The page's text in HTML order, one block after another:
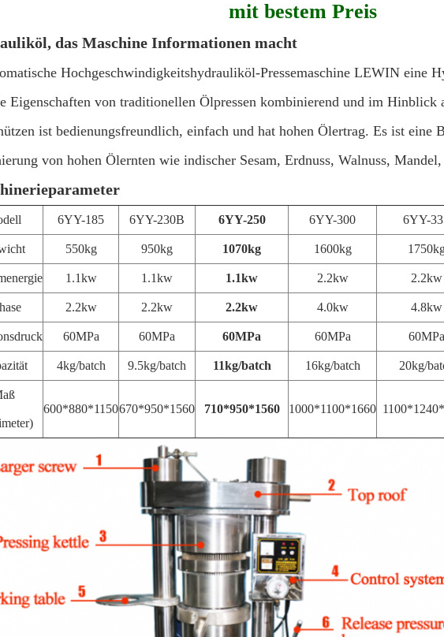
mit bestem Preis
das Maschine Informationen macht
Hochgeschwindigkeitshydrauliköl-Pressemaschine LEWIN eine
Eigenschaften von traditionellen Ölpressen kombinierend und im Hinblick
ist bedienungsfreundlich, einfach und hat hohen Ölertrag. Es ist eine
von hohen Ölernten wie indischer Sesam, Erdnuss, Walnuss,
6YY-185 6YY-230B 6YY-250 6YY-300 6YY-
550kg 950kg 1070kg 1600kg
1.1kw 1.1kw 1.1kw 2.2kw 2.2kw
2.2kw 2.2kw 2.2kw 4.0kw 4.8kw
60MPa 60MPa 60MPa 60MPa 60MPa
4kg/batch 9.5kg/batch 11kg/batch 16kg/batch 20kg/
600*880*1150670*950*1560 710*950*1560 1000*1100*1660